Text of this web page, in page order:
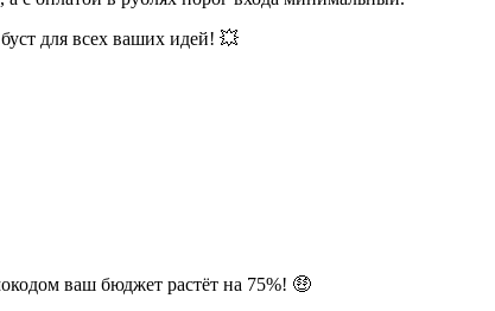
для всех ваших идей! 💥
ваш бюджет растёт на 75%! 🤑